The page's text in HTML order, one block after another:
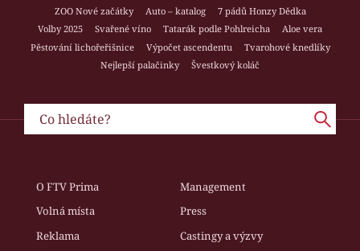
ZOO Nové začátky
Auto – katalog
7 pádů Honzy Dědka
Volby 2025
Svařené víno Tatarák podle Pohlreicha
Aloe vera
Pěstování lichořeřišnice
Výpočet ascendentu
Tvarohové knedlíky
Nejlepší palačinky
Švestkový koláč
O FTV Prima
Management
Volná místa
Press
Reklama
Castingy a výzvy